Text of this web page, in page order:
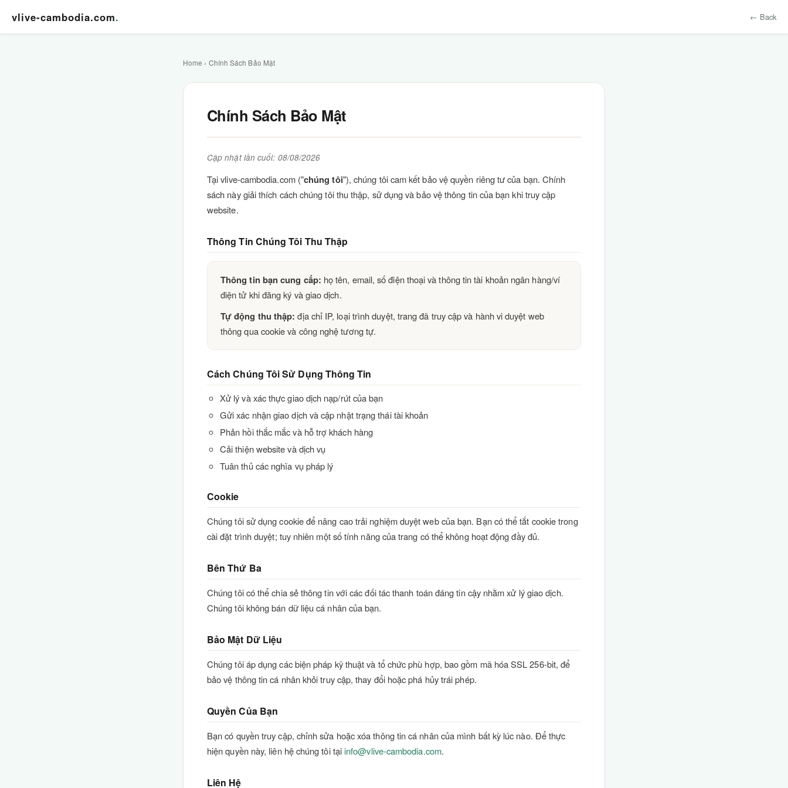
vlive-cambodia.com. ← Back
Home › Chính Sách Bảo Mật
Chính Sách Bảo Mật
Cập nhật lần cuối: 08/08/2026
Tại vlive-cambodia.com ("chúng tôi"), chúng tôi cam kết bảo vệ quyền riêng tư của bạn. Chính
sách này giải thích cách chúng tôi thu thập, sử dụng và bảo vệ thông tin của bạn khi truy cập
website.
Thông Tin Chúng Tôi Thu Thập
Thông tin bạn cung cấp: họ tên, email, số điện thoại và thông tin tài khoản ngân hàng/ví
điện tử khi đăng ký và giao dịch.
Tự động thu thập: địa chỉ IP, loại trình duyệt, trang đã truy cập và hành vi duyệt web
thông qua cookie và công nghệ tương tự.
Cách Chúng Tôi Sử Dụng Thông Tin
Xử lý và xác thực giao dịch nạp/rút của bạn
Gửi xác nhận giao dịch và cập nhật trạng thái tài khoản
Phản hồi thắc mắc và hỗ trợ khách hàng
Cải thiện website và dịch vụ
Tuân thủ các nghĩa vụ pháp lý
Cookie
Chúng tôi sử dụng cookie để nâng cao trải nghiệm duyệt web của bạn. Bạn có thể tắt cookie trong
cài đặt trình duyệt; tuy nhiên một số tính năng của trang có thể không hoạt động đầy đủ.
Bên Thứ Ba
Chúng tôi có thể chia sẻ thông tin với các đối tác thanh toán đáng tin cậy nhằm xử lý giao dịch.
Chúng tôi không bán dữ liệu cá nhân của bạn.
Bảo Mật Dữ Liệu
Chúng tôi áp dụng các biện pháp kỹ thuật và tổ chức phù hợp, bao gồm mã hóa SSL 256-bit, để
bảo vệ thông tin cá nhân khỏi truy cập, thay đổi hoặc phá hủy trái phép.
Quyền Của Bạn
Bạn có quyền truy cập, chỉnh sửa hoặc xóa thông tin cá nhân của mình bất kỳ lúc nào. Để thực
hiện quyền này, liên hệ chúng tôi tại info@vlive-cambodia.com.
Liên Hệ